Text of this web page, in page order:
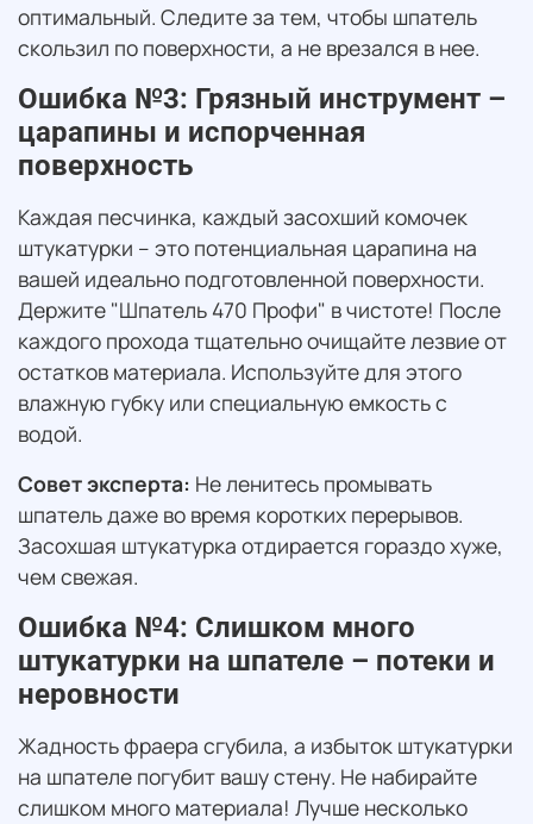
оптимальный. Следите за тем, чтобы шпатель
скользил по поверхности, а не врезался в нее.
Ошибка №3: Грязный инструмент –
царапины и испорченная
поверхность
Каждая песчинка, каждый засохший комочек
штукатурки – это потенциальная царапина на
вашей идеально подготовленной поверхности.
Держите "Шпатель 470 Профи" в чистоте! После
каждого прохода тщательно очищайте лезвие от
остатков материала. Используйте для этого
влажную губку или специальную емкость с
водой.
Совет эксперта: Не ленитесь промывать
шпатель даже во время коротких перерывов.
Засохшая штукатурка отдирается гораздо хуже,
чем свежая.
Ошибка №4: Слишком много
штукатурки на шпателе – потеки и
неровности
Жадность фраера сгубила, а избыток штукатурки
на шпателе погубит вашу стену. Не набирайте
слишком много материала! Лучше несколько